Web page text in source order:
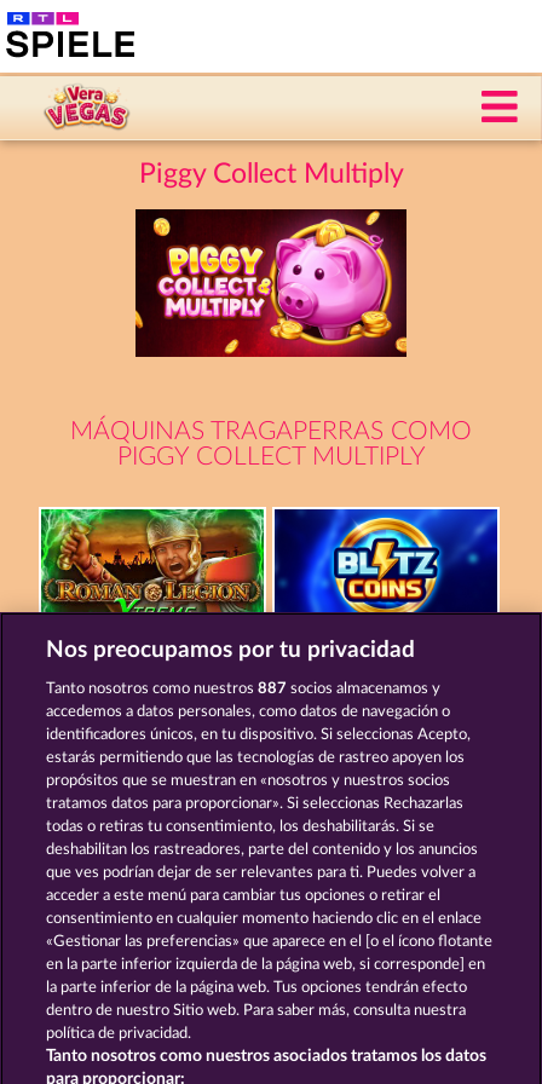
Piggy Collect Multiply
MÁQUINAS TRAGAPERRAS COMO
PIGGY COLLECT MULTIPLY
ROMAN LEGION XTREME BLITZ COINS
WESTERN JACK THE GRIFFIN
Términos y condiciones
Declaración de privacidad Aviso Legal
Empresa FAQ Programa de afiliados
Nos preocupamos por tu privacidad
Tanto nosotros como nuestros887 socios almacenamos y
accedemos a datos personales, como datos de navegación o
identificadores únicos, en tu dispositivo. Si seleccionas Acepto,
estarás permitiendo que las tecnologías de rastreo apoyen los
propósitos que se muestran en «nosotros y nuestros socios
tratamos datos para proporcionar». Si seleccionas Rechazarlas
todas o retiras tu consentimiento, los deshabilitarás. Si se
deshabilitan los rastreadores, parte del contenido y los anuncios
que ves podrían dejar de ser relevantes para ti. Puedes volver a
acceder a este menú para cambiar tus opciones o retirar el
consentimiento en cualquier momento haciendo clic en el enlace
«Gestionar las preferencias» que aparece en el [o el ícono flotante
en la parte inferior izquierda de la página web, si corresponde] en
la parte inferior de la página web. Tus opciones tendrán efecto
dentro de nuestro Sitio web. Para saber más, consulta nuestra
política de privacidad.
Tanto nosotros como nuestros asociados tratamos los datos
para proporcionar: